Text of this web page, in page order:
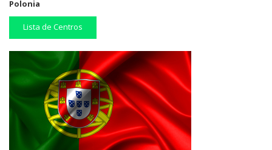
Polonia
Lista de Centros